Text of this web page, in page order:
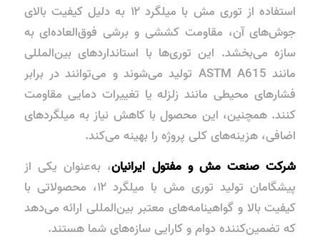
استفاده از توری مش با میلگرد ۱۲ به دلیل کیفیت بالای
جوش‌های آن، مقاومت کششی و برشیفوق‌العاده‌ای به
سازه می‌بخشد. این توری‌ها با استانداردهای بین‌المللی
مانند ASTM A615 تولید می‌شوند و می‌توانند در برابر
فشارهای محیطی مانند زلزله یا تغییرات دمایی مقاومت
کنند. همچنین، این محصول با کاهش نیاز به میلگردهای
اضافی، هزینه‌های کلی پروژه را بهینه می‌کند.
شرکت صنعت مش و مفتول ایرانیان، به‌عنوان یکی از
پیشگامان تولید توری مش با میلگرد ۱۲، محصولاتی با
کیفیت بالا و گواهینامه‌های معتبر بین‌المللی ارائه می‌دهد
که تضمین‌کننده دوام و کارایی سازه‌های شما هستند.